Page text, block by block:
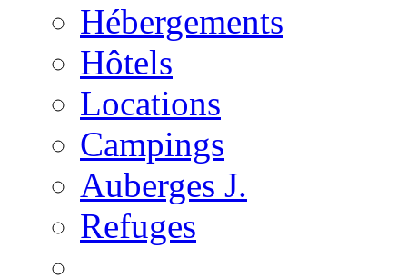
Hébergements
Hôtels
Locations
Campings
Auberges J.
Refuges